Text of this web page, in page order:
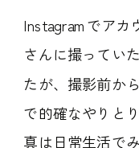
Instagramでアカ
さんに撮ってい
たが、撮影前か
で的確なやりと
真は日常生活で